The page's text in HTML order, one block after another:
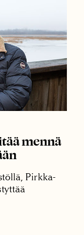
mennä
Pirkka-